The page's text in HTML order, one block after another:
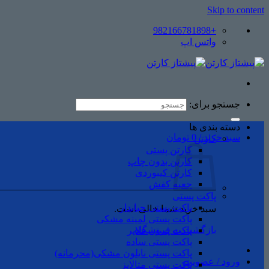
Skip to content
+982166781898
واتس اپ
جستجو برای:
سبد خرید /0 تومان
سبد خرید شما خالی است.
بازگشت به فروشگاه
ورود / عضویت
دسته بندی ها
کارتن
کارتن پستی
کارتن بدون چاپ
کارتن کیبوردی
جعبه کفش
پاکت پستی
پاکت پستی حبابدار
پاکت پستی لمینه مشکی
پاکت پستی فلایر
پاکت پستی ساده
پاکت پستی نایلون مشکی(محرمانه)
پاکت پستی متالایز